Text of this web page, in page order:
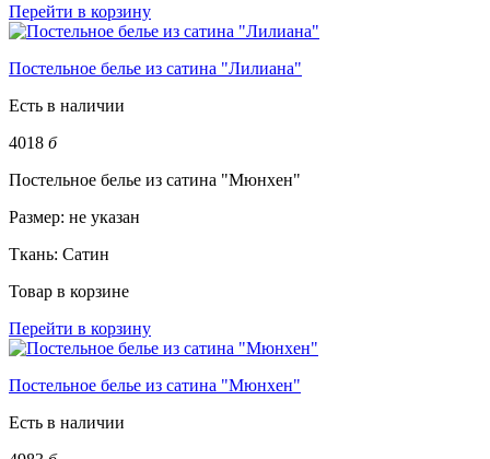
Перейти в корзину
Постельное белье из сатина "Лилиана"
Есть в наличии
4018 б
Постельное белье из сатина "Мюнхен"
Размер: не указан
Ткань: Сатин
Товар в корзине
Перейти в корзину
Постельное белье из сатина "Мюнхен"
Есть в наличии